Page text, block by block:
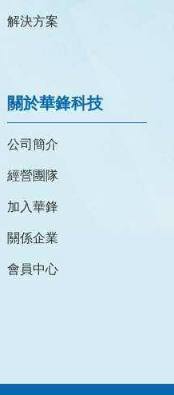
解決方案
關於華鋒科技
公司簡介
經營團隊
加入華鋒
關係企業
會員中心